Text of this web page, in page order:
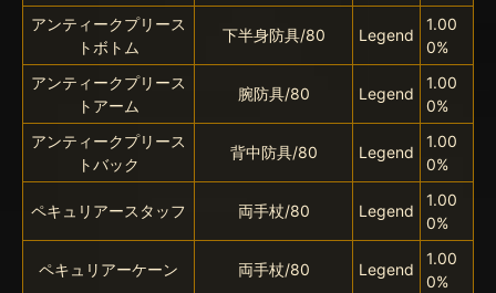
アンティークプリース
トボトム
下半身防具/80 Legend
1.00
0%
アンティークプリース
トアーム
腕防具/80 Legend
1.00
0%
アンティークプリース
トバック
背中防具/80 Legend
1.00
0%
ペキュリアースタッフ 両手杖/80 Legend
1.00
0%
ペキュリアーケーン 両手杖/80 Legend
1.00
0%